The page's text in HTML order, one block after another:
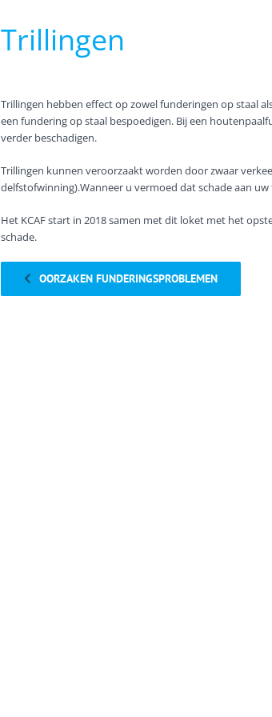
Trillingen
Trillingen hebben effect op zowel funderingen op staal
een fundering op staal bespoedigen. Bij een
verder beschadigen.
Trillingen kunnen veroorzaakt worden door zwaar
delfstofwinning).Wanneer u vermoed dat schade aan
Het KCAF start in 2018 samen met dit loket met het
schade.
OORZAKEN FUNDERINGSPROBLEMEN